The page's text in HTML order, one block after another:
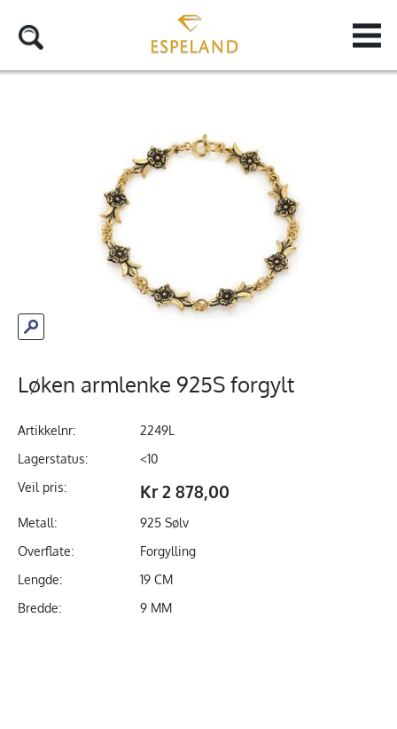
Løken armlenke 925S forgylt
Artikkelnr:
2249L
Lagerstatus:
<10
Veil pris:
Kr 2 878,00
Metall:
925 Sølv
Overflate:
Forgylling
Lengde:
19 CM
Bredde:
9 MM